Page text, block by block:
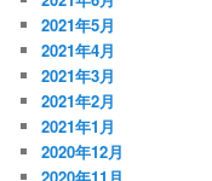
2021年5月
2021年4月
2021年3月
2021年2月
2021年1月
2020年12月